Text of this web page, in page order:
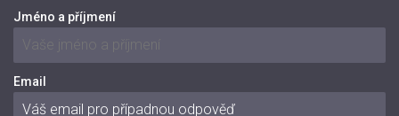
Jméno a příjmení
Email